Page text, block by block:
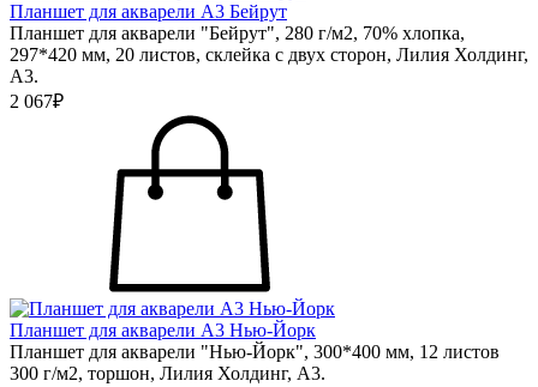
Планшет для акварели А3 Бейрут
Планшет для акварели "Бейрут", 280 г/м2, 70% хлопка,
297*420 мм, 20 листов, склейка с двух сторон, Лилия Холдинг,
А3.
2 067₽
Планшет для акварели А3 Нью-Йорк
Планшет для акварели "Нью-Йорк", 300*400 мм, 12 листов
300 г/м2, торшон, Лилия Холдинг, А3.